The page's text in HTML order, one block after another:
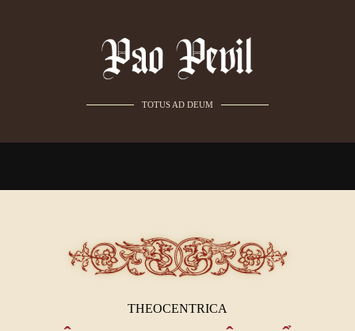
TOTUS AD DEUM
THEOCENTRICA